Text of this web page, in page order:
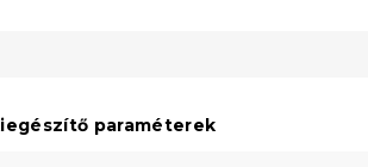
paraméterek